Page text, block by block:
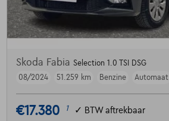
Skoda Fabia Selection 1.0 TSI DSG
08/2024
51.259 km Benzine Automaat
€17.380 1 ✓ BTW aftrekbaar